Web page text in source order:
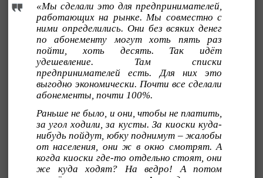
«Мы сделали это для предпринимателей,
работающих на рынке. Мы совместно с
ними определились. Они без всяких денег
по абонементу могут хоть пять раз
пойти, хоть десять. Так идёт
удешевление. Там списки
предпринимателей есть. Для них это
выгодно экономически. Почти все сделали
абонементы, почти 100%.
Раньше не было, и они, чтобы не платить,
за угол ходили, за кусты. За киоски куда-
нибудь пойдут, юбку поднимут – жалобы
от населения, они ж в окно смотрят. А
когда киоски где-то отдельно стоят, они
же куда ходят? На ведро! А потом